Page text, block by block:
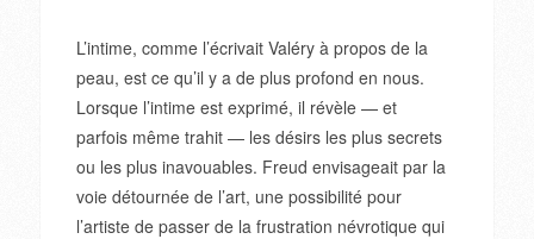
L’intime, comme l’écrivait Valéry à propos de la
peau, est ce qu’il y a de plus profond en nous.
Lorsque l’intime est exprimé, il révèle — et
parfois même trahit — les désirs les plus secrets
ou les plus inavouables. Freud envisageait par la
voie détournée de l’art, une possibilité pour
l’artiste de passer de la frustration névrotique qui